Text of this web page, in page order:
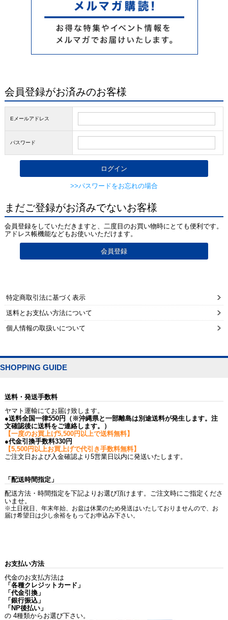
会員登録がお済みのお客様
Eメールアドレス
パスワード
>>パスワードをお忘れの場合
まだご登録がお済みでないお客様
会員登録をしていただきますと、二度目のお買い物時にとても便利です。
アドレス帳機能などもお使いいただけます。
特定商取引法に基づく表示
送料とお支払い方法について
個人情報の取扱いについて
SHOPPING GUIDE
送料・発送手数料
ヤマト運輸にてお届け致します。
●送料全国一律550円（※沖縄県と一部離島は別途送料が発生します。注
文確認後に送料をご連絡します。）
【一度のお買上げ5,500円以上で送料無料】
●代金引換手数料330円
【5,500円以上お買上げで代引き手数料無料】
ご注文日および入金確認より5営業日以内に発送いたします。
「配送時間指定」
配送方法・時間指定を下記よりお選び頂けます。ご注文時にご指定くださ
いませ。
※土日祝日、年末年始、お盆は休業のため発送はいたしておりませんので、お
届け希望日は少し余裕をもってお申込み下さい。
お支払い方法
代金のお支払方法は
「各種クレジットカード」
「代金引換」
「銀行振込」
「NP後払い」
の 4種類からお選び下さい。